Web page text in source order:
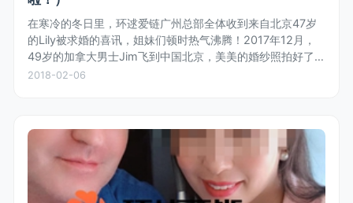
在寒冷的冬日里，环逑爱链广州总部全体收到来自北京47岁
的Lily被求婚的喜讯，姐妹们顿时热气沸腾！2017年12月，
49岁的加拿大男士Jim飞到中国北京，美美的婚纱照拍好了，
浓浓的中国风情是Jim特别喜欢的！Jim与Lily二人在亲戚朋友
2018-02-06